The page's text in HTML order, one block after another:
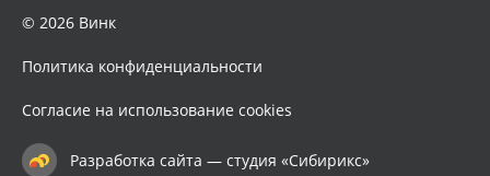
© 2026 Винк
Политика конфиденциальности
Согласие на использование cookies
Разработка сайта — студия «Сибирикс»